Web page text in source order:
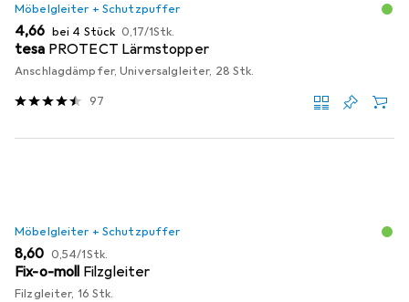
Möbelgleiter + Schutzpuffer
EUR
4,66 bei 4 Stück EUR
0,17/1Stk.
tesa PROTECT Lärmstopper
Anschlagdämpfer, Universalgleiter, 28 Stk.
97
Möbelgleiter + Schutzpuffer
EUR
8,60 EUR
0,54/1Stk.
Fix-o-moll Filzgleiter
Filzgleiter, 16 Stk.